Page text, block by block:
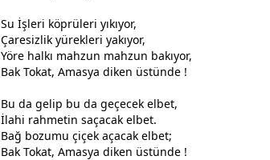
​Su İşleri köprüleri yıkıyor,
Çaresizlik yürekleri yakıyor,
Yöre halkı mahzun mahzun bakıyor,
Bak Tokat, Amasya diken üstünde !
​Bu da gelip bu da geçecek elbet,
İlahi rahmetin saçacak elbet.
Bağ bozumu çiçek açacak elbet;
Bak Tokat, Amasya diken üstünde !